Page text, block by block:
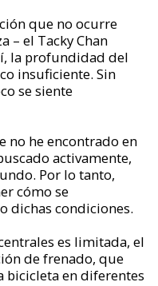
que no ocurre
– el Tacky Chan
la profundidad del
insuficiente. Sin
se siente
no he encontrado en
activamente,
Por lo tanto,
cómo se
dichas condiciones.
es limitada, el
de frenado, que
bicicleta en diferentes